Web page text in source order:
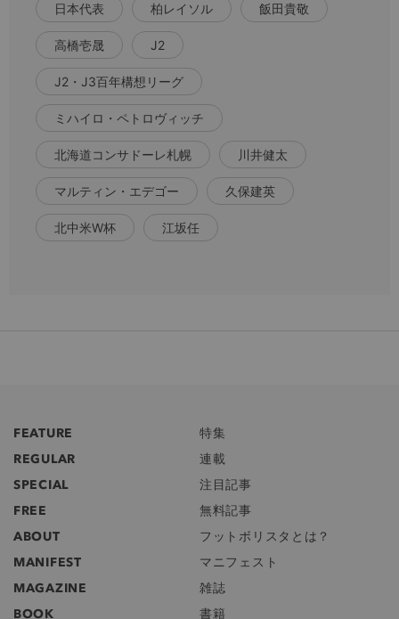
日本代表 柏レイソル 飯田貴敬
高橋壱晟 J2
J2・J3百年構想リーグ
ミハイロ・ペトロヴィッチ
北海道コンサドーレ札幌 川井健太
マルティン・エデゴー 久保建英
北中米W杯 江坂任
FEATURE
特集
REGULAR
連載
SPECIAL
注目記事
FREE
無料記事
ABOUT
フットボリスタとは？
MANIFEST
マニフェスト
MAGAZINE
雑誌
BOOK
書籍